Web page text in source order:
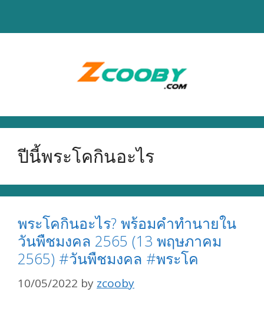
ปีนี้พระโคกินอะไร
พระโคกินอะไร? พร้อมคำทำนายใน
วันพืชมงคล 2565 (13 พฤษภาคม
2565) #วันพืชมงคล #พระโค
10/05/2022 by zcooby